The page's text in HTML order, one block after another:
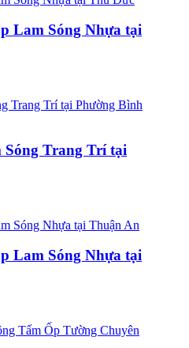
Lam Sóng Nhựa tại
Trang Trí tại
Lam Sóng Nhựa tại